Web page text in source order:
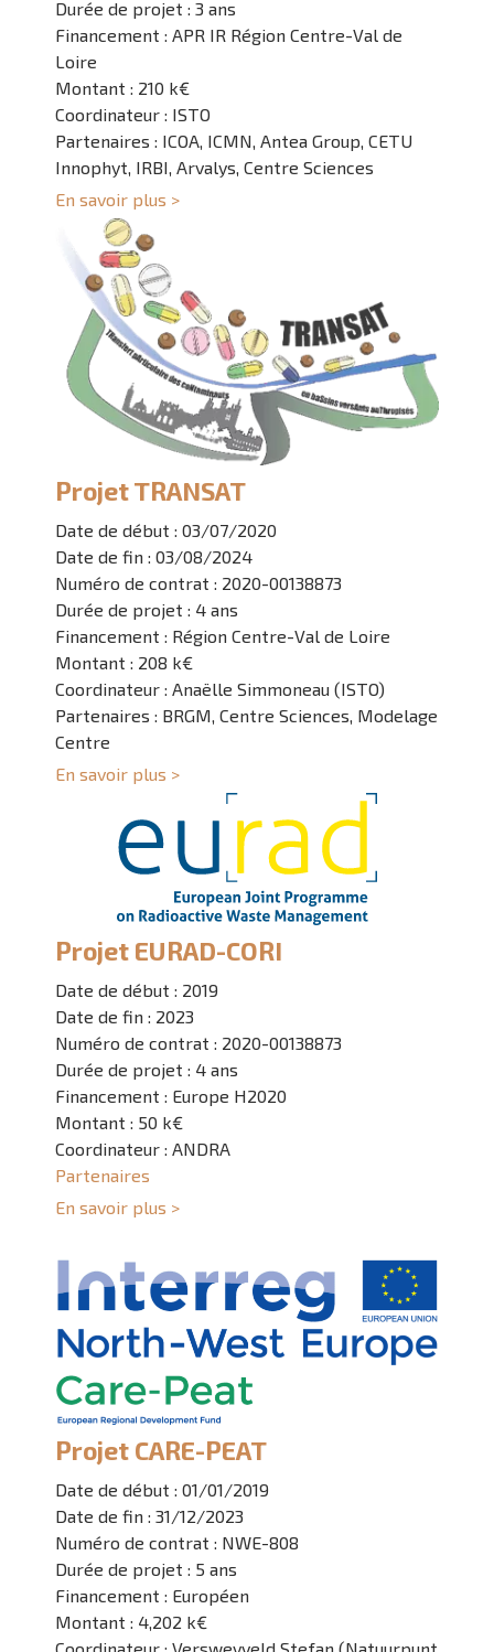
Durée de projet : 3 ans
Financement : APR IR Région Centre-Val de
Loire
Montant : 210 k€
Coordinateur : ISTO
Partenaires : ICOA, ICMN, Antea Group, CETU
Innophyt, IRBI, Arvalys, Centre Sciences
En savoir plus >
Projet TRANSAT
Date de début : 03/07/2020
Date de fin : 03/08/2024
Numéro de contrat : 2020-00138873
Durée de projet : 4 ans
Financement : Région Centre-Val de Loire
Montant : 208 k€
Coordinateur : Anaëlle Simmoneau (ISTO)
Partenaires : BRGM, Centre Sciences, Modelage
Centre
En savoir plus >
Projet EURAD-CORI
Date de début : 2019
Date de fin : 2023
Numéro de contrat : 2020-00138873
Durée de projet : 4 ans
Financement : Europe H2020
Montant : 50 k€
Coordinateur : ANDRA
Partenaires
En savoir plus >
Projet CARE-PEAT
Date de début : 01/01/2019
Date de fin : 31/12/2023
Numéro de contrat : NWE-808
Durée de projet : 5 ans
Financement : Européen
Montant : 4,202 k€
Coordinateur : Versweyveld Stefan (Natuurpunt